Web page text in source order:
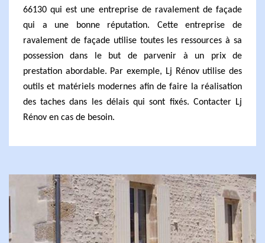
66130 qui est une entreprise de ravalement de façade
qui a une bonne réputation. Cette entreprise de
ravalement de façade utilise toutes les ressources à sa
possession dans le but de parvenir à un prix de
prestation abordable. Par exemple, Lj Rénov utilise des
outils et matériels modernes afin de faire la réalisation
des taches dans les délais qui sont fixés. Contacter Lj
Rénov en cas de besoin.